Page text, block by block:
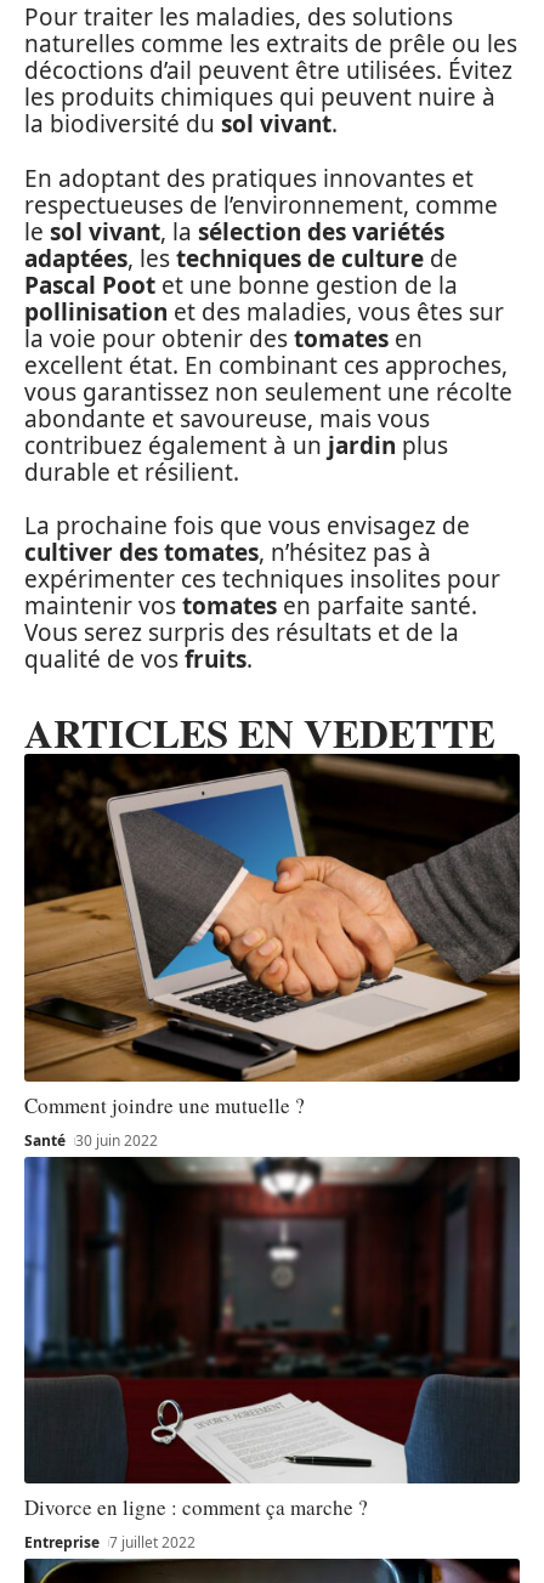
Pour traiter les maladies, des solutions
naturelles comme les extraits de prêle ou les
décoctions d’ail peuvent être utilisées. Évitez
les produits chimiques qui peuvent nuire à
la biodiversité du sol vivant.
En adoptant des pratiques innovantes et
respectueuses de l’environnement, comme
le sol vivant, la sélection des variétés
adaptées, lestechniques de culture de
Pascal Poot et une bonne gestion de la
pollinisation et des maladies, vous êtes sur
la voie pour obtenir destomates en
excellent état. En combinant ces approches,
vous garantissez non seulement une récolte
abondante et savoureuse, mais vous
contribuez également à un jardin plus
durable et résilient.
La prochaine fois que vous envisagez de
cultiver des tomates, n’hésitez pas à
expérimenter ces techniques insolites pour
maintenir vostomates en parfaite santé.
Vous serez surpris des résultats et de la
qualité de vosfruits.
ARTICLES EN VEDETTE
Comment joindre une mutuelle ?
Santé 30 juin 2022
Divorce en ligne : comment ça marche ?
Entreprise 7 juillet 2022